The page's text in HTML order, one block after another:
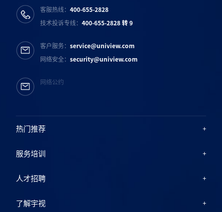
热门推荐
服务培训
人才招聘
了解宇视
客服热线：400-655-2828
技术投诉专线：400-655-2828 转 9
客户服务：service@uniview.com
网络安全：security@uniview.com
网络公约